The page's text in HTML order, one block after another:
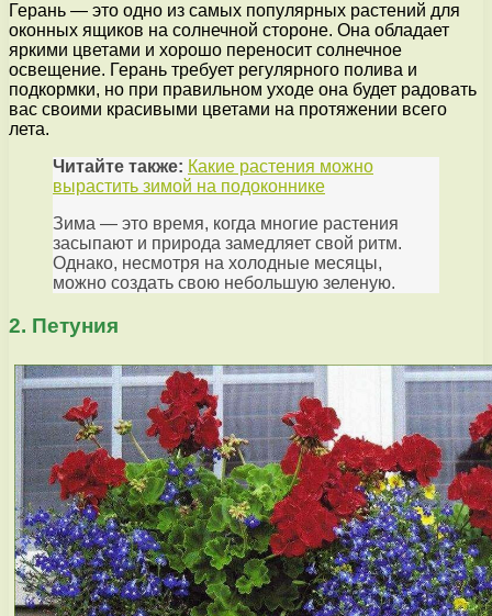
Герань — это одно из самых популярных растений для
оконных ящиков на солнечной стороне. Она обладает
яркими цветами и хорошо переносит солнечное
освещение. Герань требует регулярного полива и
подкормки, но при правильном уходе она будет радовать
вас своими красивыми цветами на протяжении всего
лета.
Читайте также: Какие растения можно
вырастить зимой на подоконнике
Зима — это время, когда многие растения
засыпают и природа замедляет свой ритм.
Однако, несмотря на холодные месяцы,
можно создать свою небольшую зеленую.
2. Петуния